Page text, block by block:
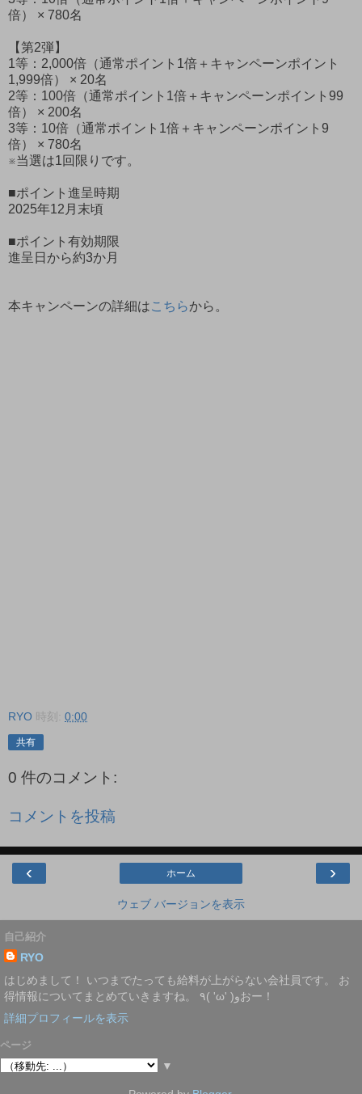
倍） × 780名
【第2弾】
1等：2,000倍（通常ポイント1倍＋キャンペーンポイント
1,999倍） × 20名
2等：100倍（通常ポイント1倍＋キャンペーンポイント99
倍） × 200名
3等：10倍（通常ポイント1倍＋キャンペーンポイント9
倍） × 780名
※当選は1回限りです。
■ポイント進呈時期
2025年12月末頃
■ポイント有効期限
進呈日から約3か月
本キャンペーンの詳細はこちらから。
RYO 時刻: 0:00
共有
0 件のコメント:
コメントを投稿
‹ ›
ホーム
ウェブ バージョンを表示
自己紹介
RYO
はじめまして！ いつまでたっても給料が上がらない会社員です。 お
得情報についてまとめていきますね。 ٩( 'ω' )وおー！
詳細プロフィールを表示
ページ
▼